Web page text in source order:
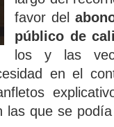
favor del
público de
los y las
en el
las que se